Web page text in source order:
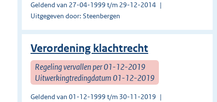
Geldend van 27-04-1999 t/m 29-12-2014
Uitgegeven door: Steenbergen
Verordening klachtrecht
Regeling vervallen per 01-12-2019
Uitwerkingtredingdatum 01-12-2019
Geldend van 01-12-1999 t/m 30-11-2019